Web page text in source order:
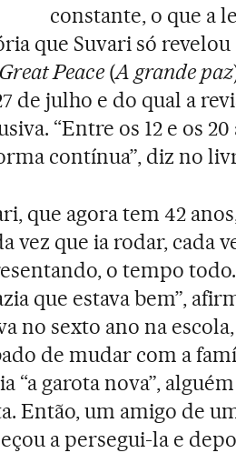
constante, o que a
que Suvari só
Peace(A grande paz
de julho e do qual a
“Entre os 12 e os
contínua”, diz no
que agora tem 42
vez que ia rodar, cada
o tempo
que estava bem”,
no sexto ano na
de mudar com a
“a garota nova”,
Então, um amigo de
a persegui-la e